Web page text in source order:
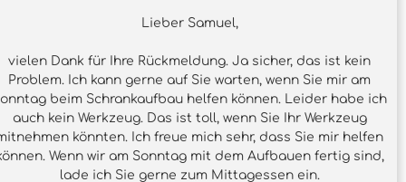
Lieber Samuel,
vielen Dank für Ihre Rückmeldung. Ja sicher, das ist kein
Problem. Ich kann gerne auf Sie warten, wenn Sie mir am
beim Schrankaufbau helfen können. Leider habe ich
auch kein Werkzeug. Das ist toll, wenn Sie Ihr Werkzeug
könnten. Ich freue mich sehr, dass Sie mir helfen
Wenn wir am Sonntag mit dem Aufbauen fertig sind,
lade ich Sie gerne zum Mittagessen ein.